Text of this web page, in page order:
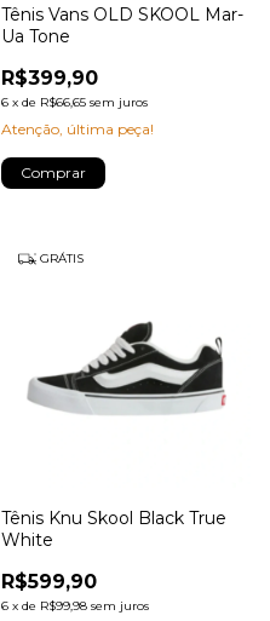
Tênis Vans OLD SKOOL Mar-
Ua Tone
R$399,90
6 xde R$66,65 sem juros
Atenção, última peça!
Comprar
GRÁTIS
Tênis Knu Skool Black True
White
R$599,90
6 xde R$99,98 sem juros